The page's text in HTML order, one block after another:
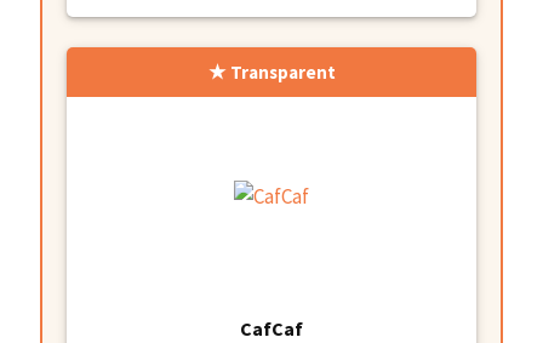
Transparent
CafCaf